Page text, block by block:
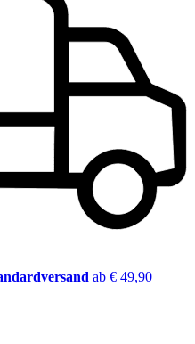
ab € 49,90